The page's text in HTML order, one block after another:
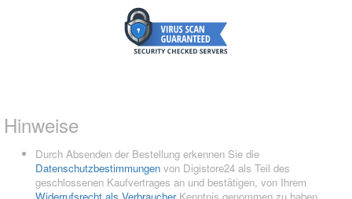
Hinweise
Durch Absenden der Bestellung erkennen Sie die
Datenschutzbestimmungen von Digistore24 als Teil des
geschlossenen Kaufvertrages an und bestätigen, von Ihrem
Widerrufsrecht als VerbraucherKenntnis genommen zu haben.